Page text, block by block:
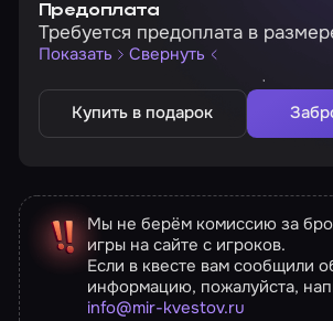
Предоплата
Требуется предоплата в
Показать Свернуть
Купить в подарок
Мы не берём комиссию за
игры на сайте с игроков.
Если в квесте вам сообщили
информацию, пожалуйста,
info@mir-kvestov.ru